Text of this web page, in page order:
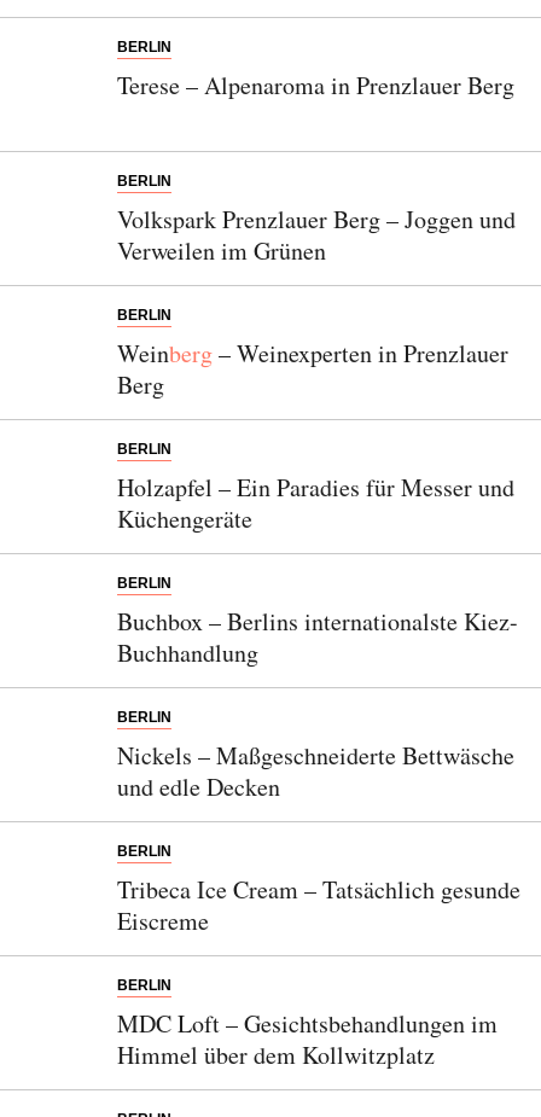
BERLIN
Terese – Alpenaroma in Prenzlauer Berg
BERLIN
Volkspark Prenzlauer Berg – Joggen und
Verweilen im Grünen
BERLIN
Weinberg– Weinexperten in Prenzlauer
Berg
BERLIN
Holzapfel – Ein Paradies für Messer und
Küchengeräte
BERLIN
Buchbox – Berlins internationalste Kiez-
Buchhandlung
BERLIN
Nickels – Maßgeschneiderte Bettwäsche
und edle Decken
BERLIN
Tribeca Ice Cream – Tatsächlich gesunde
Eiscreme
BERLIN
MDC Loft – Gesichtsbehandlungen im
Himmel über dem Kollwitzplatz